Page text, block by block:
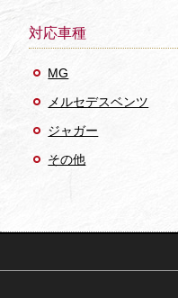
対応車種
MG
メルセデスベンツ
ジャガー
その他